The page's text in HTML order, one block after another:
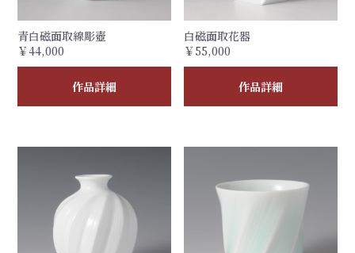
青白磁面取線彫壺
￥44,000
作品詳細
白磁面取花器
￥55,000
作品詳細